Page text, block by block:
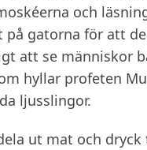
och
på gatorna för att
att se människor
hyllar profeten
ljusslingor.
ut mat och